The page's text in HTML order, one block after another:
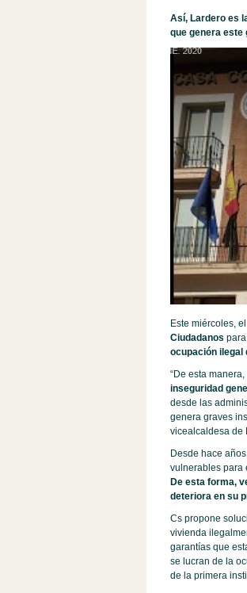
Así, Lardero es
que genera este
Este miércoles,
Ciudadanos
ocupación ilegal
“De esta manera,
inseguridad
desde las
genera graves
vicealcaldesa de
Desde hace
vulnerables para
De esta forma,
deteriora en su
Cs propone
vivienda
garantías que
se lucran de la
de la primera